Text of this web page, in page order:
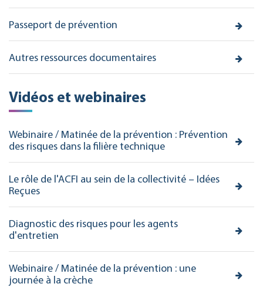
Passeport de prévention
Autres ressources documentaires
Vidéos et webinaires
Webinaire / Matinée de la prévention : Prévention
des risques dans la filière technique
Le rôle de l'ACFI au sein de la collectivité – Idées
Reçues
Diagnostic des risques pour les agents
d'entretien
Webinaire / Matinée de la prévention : une
journée à la crèche